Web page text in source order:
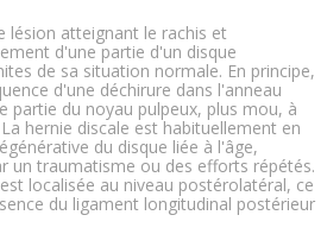
lésion atteignant le rachis et
d'une partie d'un disque
de sa situation normale. En principe,
d'une déchirure dans l'anneau
partie du noyau pulpeux, plus mou, à
hernie discale est habituellement en
du disque liée à l'âge,
un traumatisme ou des efforts répétés.
localisée au niveau postérolatéral, ce
du ligament longitudinal postérieur